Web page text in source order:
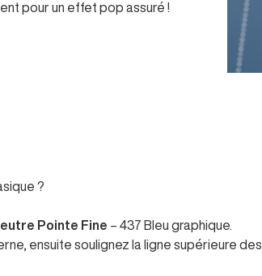
pour un effet pop assuré !
?
Pointe Fine – 437 Bleu graphique.
ensuite soulignez la ligne supérieure